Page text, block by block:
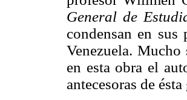
General de
condensan en sus
Venezuela.
en esta obra el
antecesoras de